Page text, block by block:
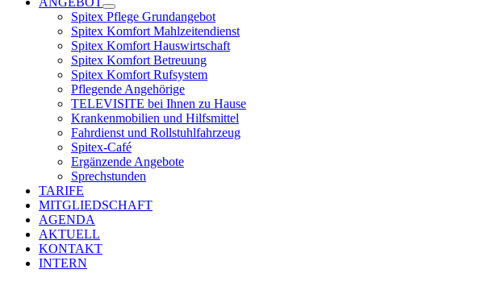
Spitex Pflege Grundangebot
Spitex Komfort Mahlzeitendienst
Spitex Komfort Hauswirtschaft
Spitex Komfort Betreuung
Spitex Komfort Rufsystem
Pflegende Angehörige
TELEVISITE bei Ihnen zu Hause
Krankenmobilien und Hilfsmittel
Fahrdienst und Rollstuhlfahrzeug
Spitex-Café
Ergänzende Angebote
Sprechstunden
TARIFE
MITGLIEDSCHAFT
AGENDA
AKTUELL
KONTAKT
INTERN